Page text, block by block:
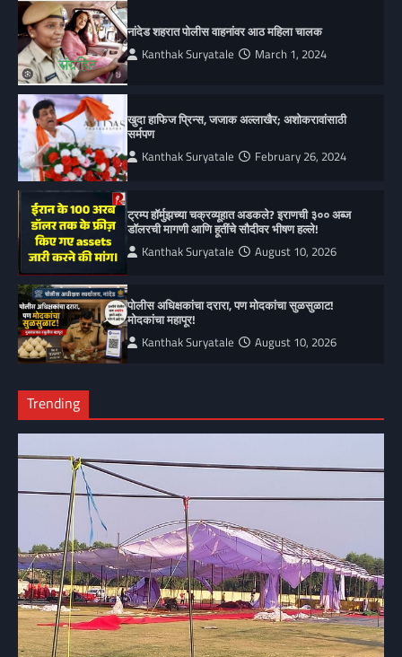
नांदेड शहरात पोलीस वाहनांवर आठ महिला चालक
Kanthak Suryatale March 1, 2024
खुदा हाफिज प्रिन्स, जजाक अल्लाखैर; अशोकरावांसाठी
सर्मपण
Kanthak Suryatale February 26, 2024
ट्रम्प हॉर्मुझच्या चक्रव्यूहात अडकले? इराणची ३०० अब्ज
डॉलरची मागणी आणि हूतींचे सौदीवर भीषण हल्ले!
Kanthak Suryatale August 10, 2026
पोलीस अधिक्षकांचा दरारा, पण मोदकांचा सुळसुळाट!
मोदकांचा महापूर!
Kanthak Suryatale August 10, 2026
Trending